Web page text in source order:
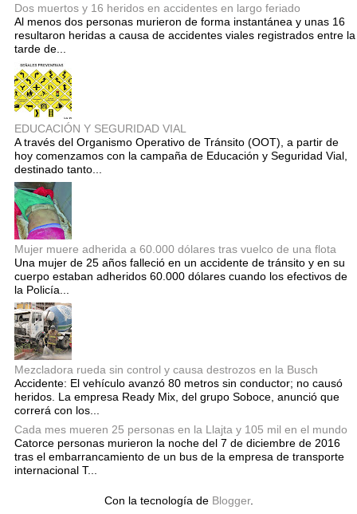
Dos muertos y 16 heridos en accidentes en largo feriado
Al menos dos personas murieron de forma instantánea y unas 16
resultaron heridas a causa de accidentes viales registrados entre la
tarde de...
EDUCACIÓN Y SEGURIDAD VIAL
A través del Organismo Operativo de Tránsito (OOT), a partir de
hoy comenzamos con la campaña de Educación y Seguridad Vial,
destinado tanto...
Mujer muere adherida a 60.000 dólares tras vuelco de una flota
Una mujer de 25 años falleció en un accidente de tránsito y en su
cuerpo estaban adheridos 60.000 dólares cuando los efectivos de
la Policía...
Mezcladora rueda sin control y causa destrozos en la Busch
Accidente: El vehículo avanzó 80 metros sin conductor; no causó
heridos. La empresa Ready Mix, del grupo Soboce, anunció que
correrá con los...
Cada mes mueren 25 personas en la Llajta y 105 mil en el mundo
Catorce personas murieron la noche del 7 de diciembre de 2016
tras el embarrancamiento de un bus de la empresa de transporte
internacional T...
Con la tecnología de Blogger.